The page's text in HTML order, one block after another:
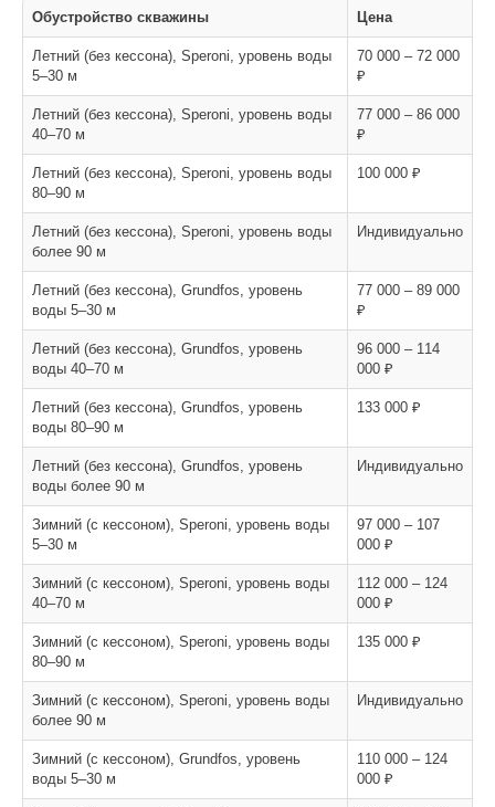
Обустройство скважины Цена
Летний (без кессона), Speroni, уровень воды
5–30 м
70 000 – 72 000
₽
Летний (без кессона), Speroni, уровень воды
40–70 м
77 000 – 86 000
₽
Летний (без кессона), Speroni, уровень воды
80–90 м
100 000 ₽
Летний (без кессона), Speroni, уровень воды
более 90 м
Индивидуально
Летний (без кессона), Grundfos, уровень
воды 5–30 м
77 000 – 89 000
₽
Летний (без кессона), Grundfos, уровень
воды 40–70 м
96 000 – 114
000 ₽
Летний (без кессона), Grundfos, уровень
воды 80–90 м
133 000 ₽
Летний (без кессона), Grundfos, уровень
воды более 90 м
Индивидуально
Зимний (с кессоном), Speroni, уровень воды
5–30 м
97 000 – 107
000 ₽
Зимний (с кессоном), Speroni, уровень воды
40–70 м
112 000 – 124
000 ₽
Зимний (с кессоном), Speroni, уровень воды
80–90 м
135 000 ₽
Зимний (с кессоном), Speroni, уровень воды
более 90 м
Индивидуально
Зимний (с кессоном), Grundfos, уровень
воды 5–30 м
110 000 – 124
000 ₽